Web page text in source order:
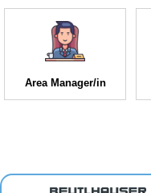
Area Manager/in